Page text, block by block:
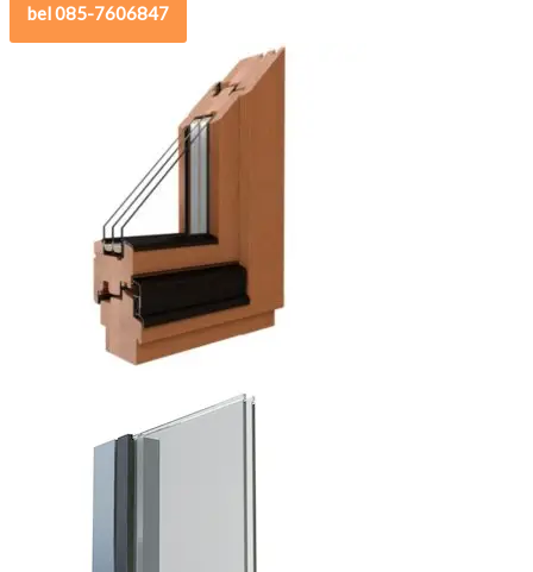
bel 085-7606847